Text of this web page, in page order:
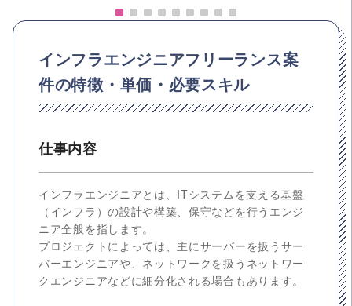
インフラエンジニアフリーランス案
件の特徴・単価・必要スキル
仕事内容
インフラエンジニアとは、ITシステムを支える基盤
（インフラ）の設計や構築、保守などを行うエンジ
ニア全般を指します。
プロジェクトによっては、主にサーバーを扱うサー
バーエンジニアや、ネットワークを扱うネットワー
クエンジニアなどに細分化される場合もあります。